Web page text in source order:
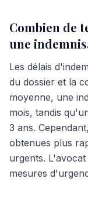
Combien de
une
Les délais
du dossier et la
moyenne, une
mois, tandis
3 ans.
obtenues plus
urgents.
mesures